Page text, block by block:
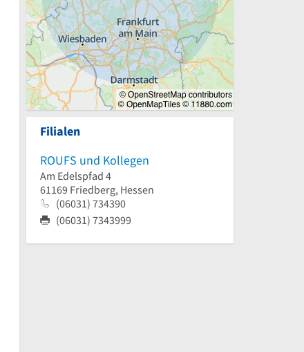
Filialen
ROUFS und Kollegen
Am Edelspfad 4
61169 Friedberg, Hessen
(06031) 734390
(06031) 7343999